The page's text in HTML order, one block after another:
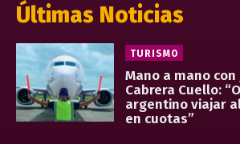
Últimas Noticias
TURISMO
Mano a mano
Cabrera Cuello:
argentino viajar
en cuotas”